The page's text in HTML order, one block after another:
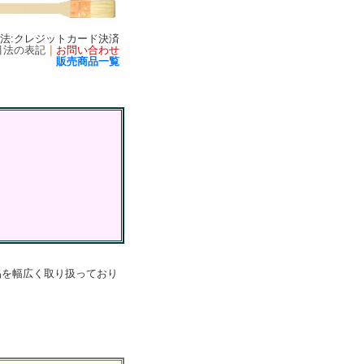
:クレジットカード決済
法の表記｜ お問い合わせ
販売商品一覧
幅広く取り扱っており